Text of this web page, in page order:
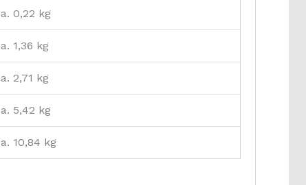
0,22 kg
1,36 kg
2,71 kg
5,42 kg
10,84 kg